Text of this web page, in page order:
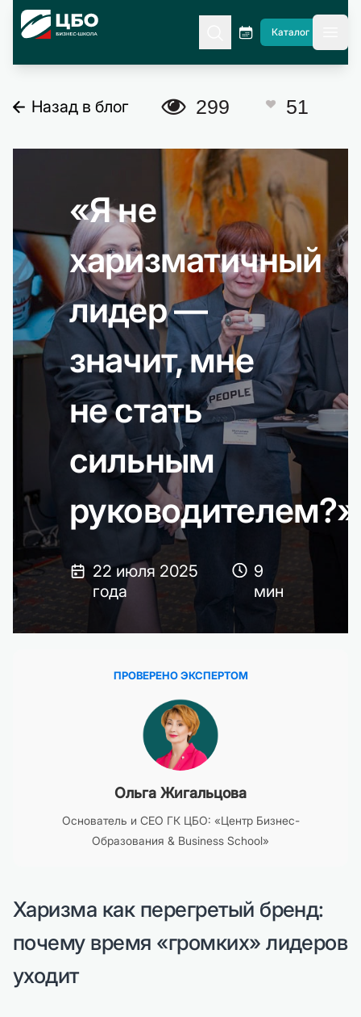
CBO
Каталог
Назад в блог A 299 C 51
«Я не
харизматичный
лидер —
значит, мне
не стать
сильным
руководителем?»
22 июля 2025
года
9
мин
ПРОВЕРЕНО ЭКСПЕРТОМ
Ольга Жигальцова
Основатель и CEO ГК ЦБО: «Центр Бизнес-
Образования & Business School»
Харизма как перегретый бренд:
почему время «громких» лидеров
уходит